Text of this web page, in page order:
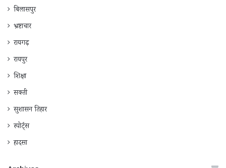
बिलासपुर
भ्रष्टाचार
रायगढ़
रायपुर
शिक्षा
सक्ती
सुशासन तिहार
स्पोर्ट्स
हादसा